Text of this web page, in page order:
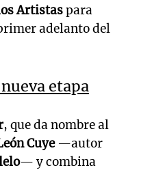
Artistaspara
adelanto del
etapa
, que da nombre al
Cuye—autor
— y combina